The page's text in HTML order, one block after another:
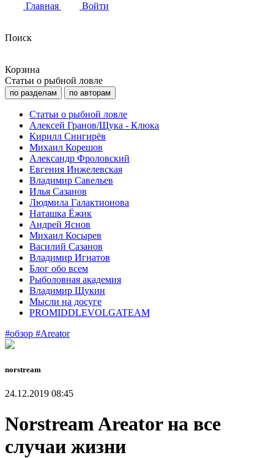
Главная Войти
Поиск
Корзина
Статьи о рыбной ловле
по разделам по авторам
Статьи о рыбной ловле
Алексей Гранов/Щука - Клюка
Кирилл Снигирёв
Михаил Корешов
Александр Фроловский
Евгения Инжелевская
Владимир Савельев
Илья Сазанов
Людмила Галактионова
Наташка Ёжик
Андрей Яснов
Михаил Косырев
Василий Сазанов
Владимир Игнатов
Блог обо всем
Рыболовная академия
Владимир Щукин
Мысли на досуге
PROMIDDLEVOLGATEAM
#обзор #Areator
norstream
24.12.2019 08:45
Norstream Areator на все
случаи жизни